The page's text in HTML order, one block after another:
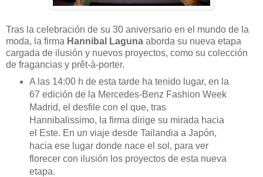
Tras la celebración de su 30 aniversario en el mundo de la
moda, la firma Hannibal Laguna aborda su nueva etapa
cargada de ilusión y nuevos proyectos, como su colección
de fragancias y prêt-à-porter.
A las 14:00 h de esta tarde ha tenido lugar, en la
67 edición de la Mercedes-Benz Fashion Week
Madrid, el desfile con el que, tras
Hannibalissimo, la firma dirige su mirada hacia
el Este. En un viaje desde Tailandia a Japón,
hacia ese lugar donde nace el sol, para ver
florecer con ilusión los proyectos de esta nueva
etapa.